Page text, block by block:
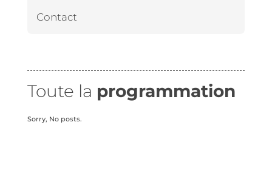
Contact
Toute la programmation
Sorry, No posts.